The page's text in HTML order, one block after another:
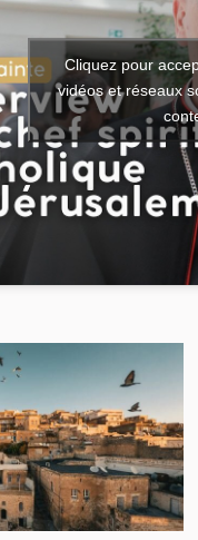
Cliquez pour
vidéos et réseaux